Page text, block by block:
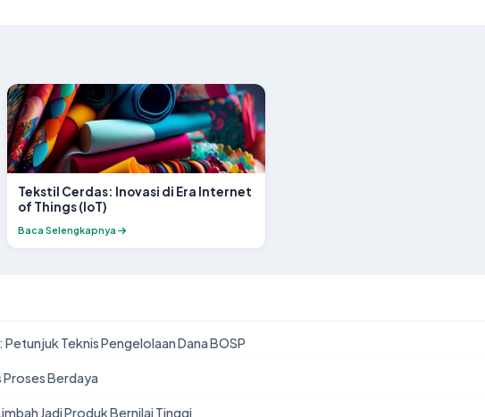
Tekstil Cerdas: Inovasi di Era Internet
of Things (IoT)
Baca Selengkapnya
Teknis Pengelolaan Dana BOSP
Proses Berdaya
Jadi Produk Bernilai Tinggi